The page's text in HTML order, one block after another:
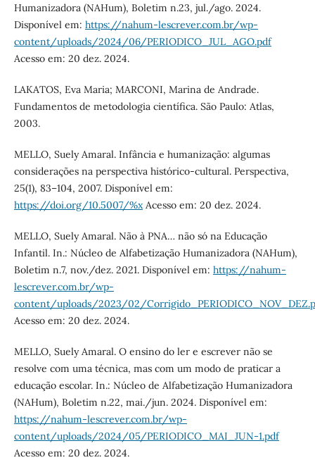
Humanizadora (NAHum), Boletim n.23, jul./ago. 2024.
Disponível em: https://nahum-lescrever.com.br/wp-
content/uploads/2024/06/PERIODICO_JUL_AGO.pdf
Acesso em: 20 dez. 2024.
LAKATOS, Eva Maria; MARCONI, Marina de Andrade.
Fundamentos de metodologia científica. São Paulo: Atlas,
2003.
MELLO, Suely Amaral. Infância e humanização: algumas
considerações na perspectiva histórico-cultural. Perspectiva,
25(1), 83–104, 2007. Disponível em:
https://doi.org/10.5007/%xAcesso em: 20 dez. 2024.
MELLO, Suely Amaral. Não à PNA… não só na Educação
Infantil. In.: Núcleo de Alfabetização Humanizadora (NAHum),
Boletim n.7, nov./dez. 2021. Disponível em: https://nahum-
lescrever.com.br/wp-
content/uploads/2023/02/
Acesso em: 20 dez. 2024.
MELLO, Suely Amaral. O ensino do ler e escrever não se
resolve com uma técnica, mas com um modo de praticar a
educação escolar. In.: Núcleo de Alfabetização Humanizadora
(NAHum), Boletim n.22, mai./jun. 2024. Disponível em:
https://nahum-lescrever.com.br/wp-
content/uploads/2024/05/PERIODICO_MAI_JUN-1.pdf
Acesso em: 20 dez. 2024.